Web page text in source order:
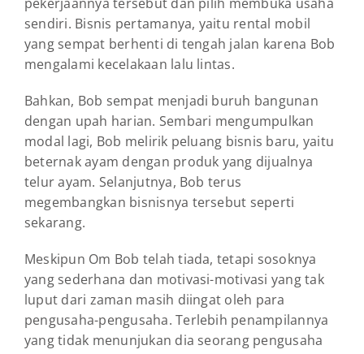
sendiri. Bisnis pertamanya, yaitu rental mobil
yang sempat berhenti di tengah jalan karena Bob
mengalami kecelakaan lalu lintas.
Bahkan, Bob sempat menjadi buruh bangunan
dengan upah harian. Sembari mengumpulkan
modal lagi, Bob melirik peluang bisnis baru, yaitu
beternak ayam dengan produk yang dijualnya
telur ayam. Selanjutnya, Bob terus
megembangkan bisnisnya tersebut seperti
sekarang.
Meskipun Om Bob telah tiada, tetapi sosoknya
yang sederhana dan motivasi-motivasi yang tak
luput dari zaman masih diingat oleh para
pengusaha-pengusaha. Terlebih penampilannya
yang tidak menunjukan dia seorang pengusaha